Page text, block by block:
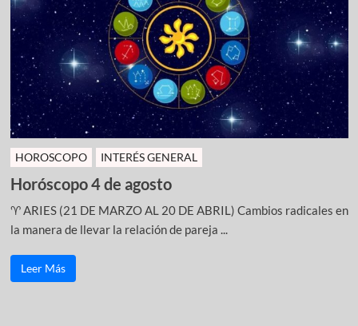
HOROSCOPO INTERÉS GENERAL
Horóscopo 4 de agosto
♈ ARIES (21 DE MARZO AL 20 DE ABRIL) Cambios radicales en
la manera de llevar la relación de pareja ...
Leer Más